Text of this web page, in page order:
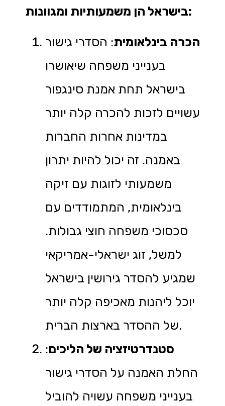
בישראל הן משמעותיות ומגוונות:
הכרה בינלאומית: הסדרי גישור
בענייני משפחה שיאושרו
בישראל תחת אמנת סינגפור
עשויים לזכות להכרה קלה יותר
במדינות אחרות החברות
באמנה. זה יכול להיות יתרון
משמעותי לזוגות עם זיקה
בינלאומית, המתמודדים עם
סכסוכי משפחה חוצי גבולות.
למשל, זוג ישראלי-אמריקאי
שמגיע להסדר גירושין בישראל
יוכל ליהנות מאכיפה קלה יותר
של ההסדר בארצות הברית.
סטנדרטיזציה של הליכים:
החלת האמנה על הסדרי גישור
בענייני משפחה עשויה להוביל